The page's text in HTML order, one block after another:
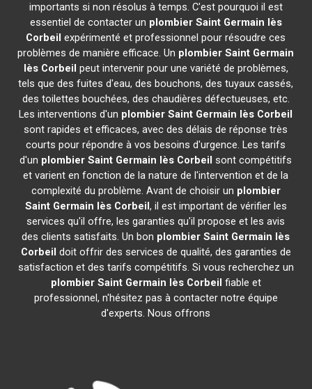
importants si non résolus à temps. C'est pourquoi il est
essentiel de contacter un plombier Saint Germain lès
Corbeil expérimenté et professionnel pour résoudre ces
problèmes de manière efficace. Un plombier Saint Germain
lès Corbeil peut intervenir pour une variété de problèmes,
tels que des fuites d'eau, des bouchons, des tuyaux cassés,
des toilettes bouchées, des chaudières défectueuses, etc.
Les interventions d'un plombier Saint Germain lès Corbeil
sont rapides et efficaces, avec des délais de réponse très
courts pour répondre à vos besoins d'urgence. Les tarifs
d'un plombier Saint Germain lès Corbeil sont compétitifs
et varient en fonction de la nature de l'intervention et de la
complexité du problème. Avant de choisir un plombier
Saint Germain lès Corbeil, il est important de vérifier les
services qu'il offre, les garanties qu'il propose et les avis
des clients satisfaits. Un bon plombier Saint Germain lès
Corbeil doit offrir des services de qualité, des garanties de
satisfaction et des tarifs compétitifs. Si vous recherchez un
plombier Saint Germain lès Corbeil fiable et
professionnel, n'hésitez pas à contacter notre équipe
d'experts. Nous offrons